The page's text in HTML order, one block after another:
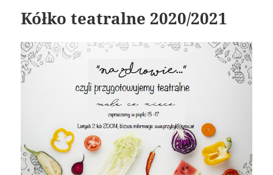
Kółko teatralne 2020/2021